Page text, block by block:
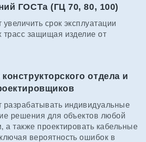
ГОСТа (ГЦ 70, 80, 100)
увеличить срок эксплуатации
трасс защищая изделие от
отдела и
разрабатывать индивидуальные
решения для объектов любой
а также проектировать кабельные
вероятность ошибок в